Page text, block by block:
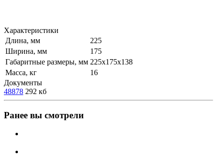
Характеристики
Длина, мм
225
Ширина, мм
175
Габаритные размеры, мм 225х175х138
Масса, кг
16
Документы
48878 292 кб
Ранее вы смотрели